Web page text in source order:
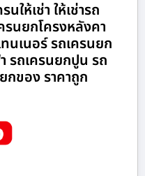
ให้เช่า ให้เช่ารถ
รนยกโครงหลังคา
นเนอร์ รถเครนยก
รถเครนยกปูน รถ
กของ ราคาถูก